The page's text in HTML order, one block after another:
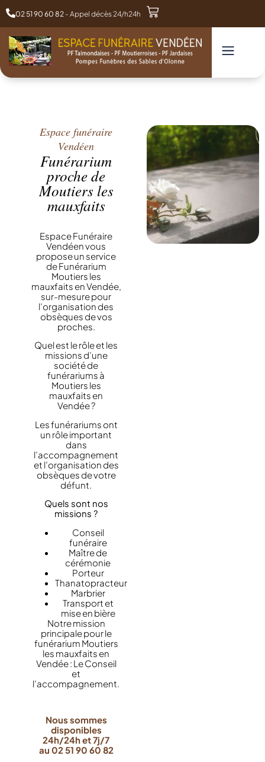
02 51 90 60 82 - Appel décès 24/h24h
Espace funéraire
Vendéen
Funérarium
proche de
Moutiers les
mauxfaits
Espace Funéraire
Vendéen vous
propose un service
de Funérarium
Moutiers les
mauxfaits en Vendée,
sur-mesure pour
l’organisation des
obsèques de vos
proches.
Quel est le rôle et les
missions d’une
société de
funérariums à
Moutiers les
mauxfaits en
Vendée ?
Les funérariums ont
un rôle important
dans
l’accompagnement
et l’organisation des
obsèques de votre
défunt.
Quels sont nos
missions ?
Conseil
funéraire
Maître de
cérémonie
Porteur
Thanatopracteur
Marbrier
Transport et
mise en bière
Notre mission
principale pour le
funérarium Moutiers
les mauxfaits en
Vendée : Le Conseil
et
l’accompagnement.
Nous sommes
disponibles
24h/24h et 7j/7
au 02 51 90 60 82